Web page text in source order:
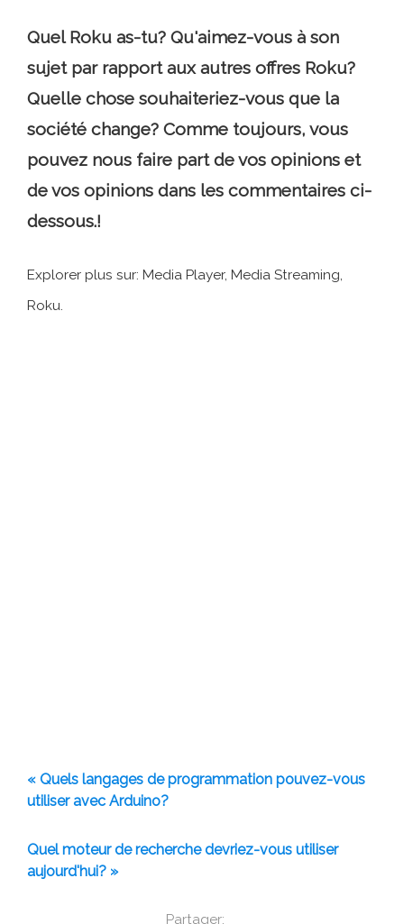
Partager:
Quel Roku as-tu? Qu'aimez-vous à son
sujet par rapport aux autres offres Roku?
Quelle chose souhaiteriez-vous que la
société change? Comme toujours, vous
pouvez nous faire part de vos opinions et
de vos opinions dans les commentaires ci-
dessous.!
Explorer plus sur: Media Player, Media Streaming,
Roku.
« Quels langages de programmation pouvez-vous
utiliser avec Arduino?
Quel moteur de recherche devriez-vous utiliser
aujourd'hui? »